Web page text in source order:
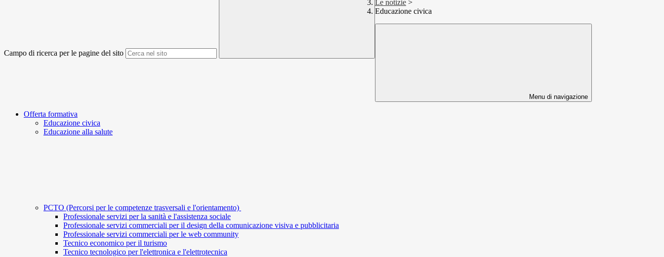
Campo di ricerca per le pagine del sito
Le notizie >
Educazione civica
Menu di navigazione
Offerta formativa
Educazione civica
Educazione alla salute
PCTO (Percorsi per le competenze trasversali e l'orientamento)
Professionale servizi per la sanità e l'assistenza sociale
Professionale servizi commerciali per il design della comunicazione visiva e pubblicitaria
Professionale servizi commerciali per le web community
Tecnico economico per il turismo
Tecnico tecnologico per l'elettronica e l'elettrotecnica